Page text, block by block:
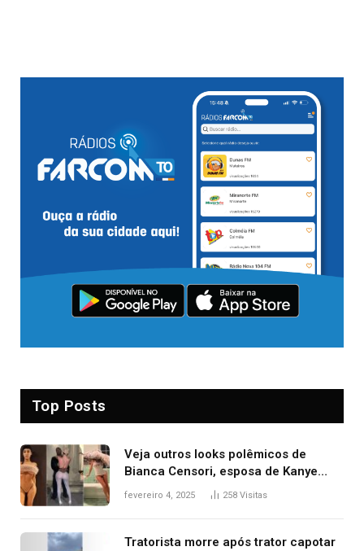
Top Posts
Veja outros looks polêmicos de
Bianca Censori, esposa de Kanye
West que apareceu nua no Grammy
fevereiro 4, 2025 258 Visitas
Tratorista morre após trator capotar